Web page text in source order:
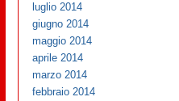
luglio 2014
giugno 2014
maggio 2014
aprile 2014
marzo 2014
febbraio 2014